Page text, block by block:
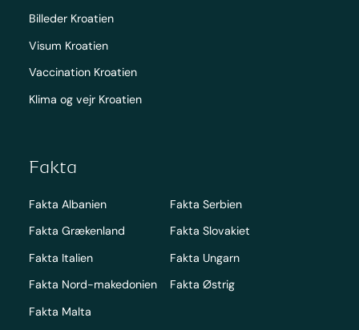
Billeder Kroatien
Visum Kroatien
Vaccination Kroatien
Klima og vejr Kroatien
Fakta
Fakta Albanien
Fakta Grækenland
Fakta Italien
Fakta Nord-makedonien
Fakta Malta
Fakta Serbien
Fakta Slovakiet
Fakta Ungarn
Fakta Østrig